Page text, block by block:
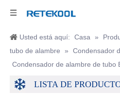
Usted está aquí: Casa »
tubo de alambre
» Condensador
Condensador de alambre de tubo
LISTA DE